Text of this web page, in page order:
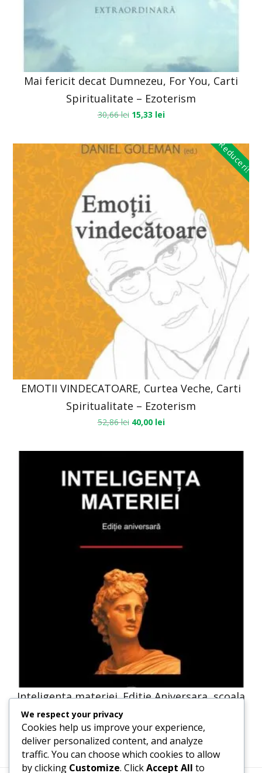
Mai fericit decat Dumnezeu, For You, Carti
Spiritualitate – Ezoterism
30,66lei 15,33 lei
Reduceri!
EMOTII VINDECATOARE, Curtea Veche, Carti
Spiritualitate – Ezoterism
52,86lei 40,00 lei
Inteligenta materiei. Editie Aniversara, scoala
ardeleana, Filozofie
We respect your privacy
Cookies help us improve your experience,
deliver personalized content, and analyze
traffic. You can choose which cookies to allow
by clicking Customize. ClickAccept All to